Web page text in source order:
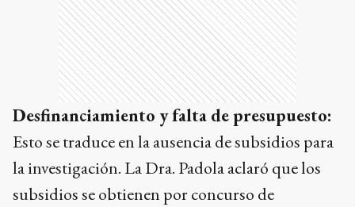
Desfinanciamiento y falta de presupuesto:
Esto se traduce en la ausencia de subsidios para
la investigación. La Dra. Padola aclaró que los
subsidios se obtienen por concurso de